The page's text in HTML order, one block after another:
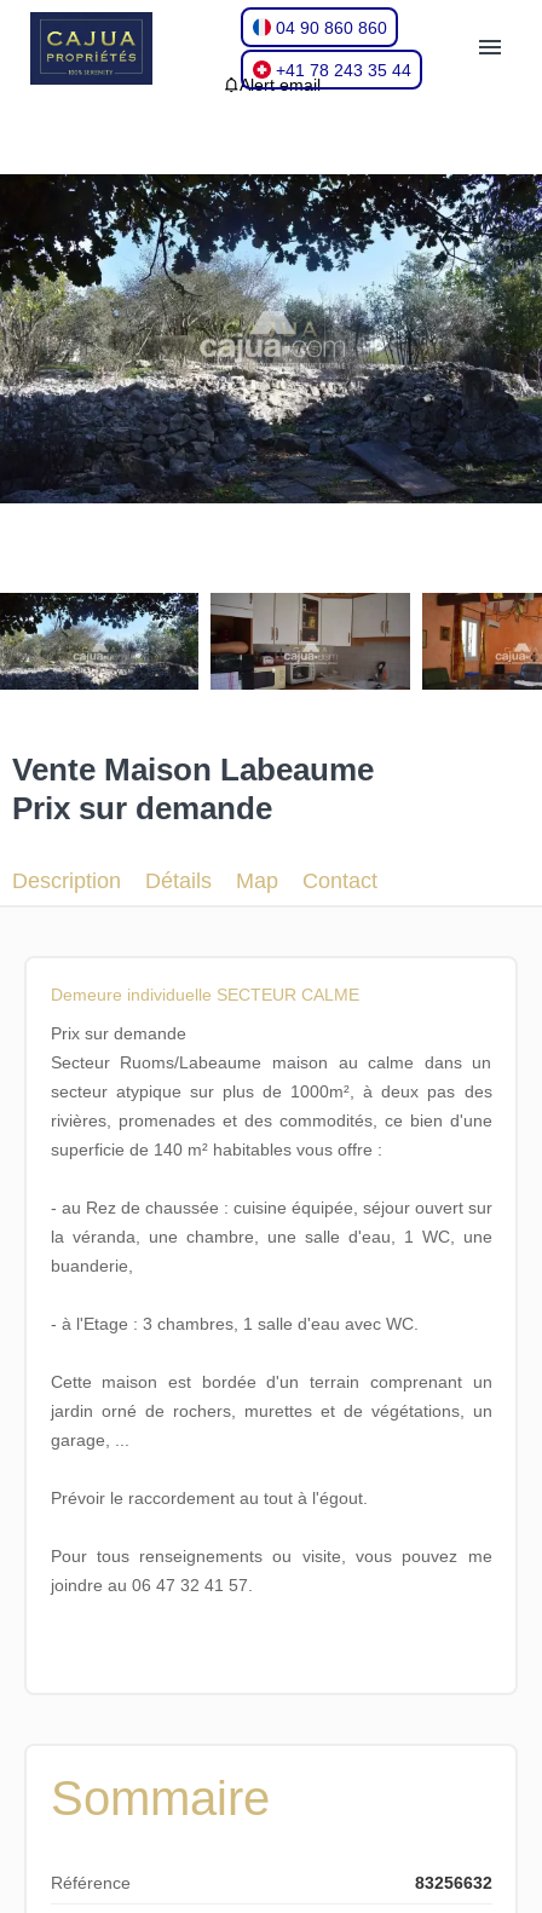
04 90 860 860
+41 78 243 35 44
Alert email
Vente Maison Labeaume
Prix sur demande
Description Détails Map Contact
Demeure individuelle SECTEUR CALME
Prix sur demande
Secteur Ruoms/Labeaume maison au calme dans un
secteur atypique sur plus de 1000m², à deux pas des
rivières, promenades et des commodités, ce bien d'une
superficie de 140 m² habitables vous offre :
- au Rez de chaussée : cuisine équipée, séjour ouvert sur
la véranda, une chambre, une salle d'eau, 1 WC, une
buanderie,
- à l'Etage : 3 chambres, 1 salle d'eau avec WC.
Cette maison est bordée d'un terrain comprenant un
jardin orné de rochers, murettes et de végétations, un
garage, ...
Prévoir le raccordement au tout à l'égout.
Pour tous renseignements ou visite, vous pouvez me
joindre au 06 47 32 41 57.
Sommaire
Référence 83256632